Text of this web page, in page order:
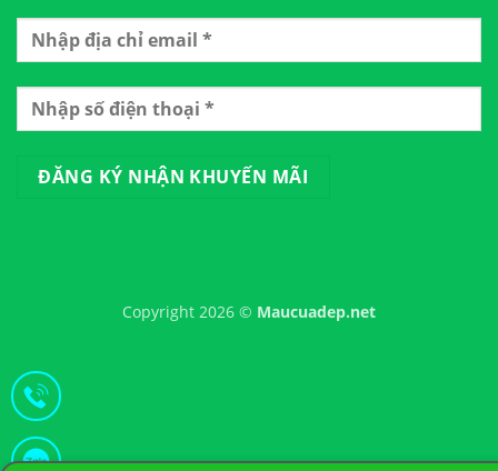
Copyright 2026 © Maucuadep.net